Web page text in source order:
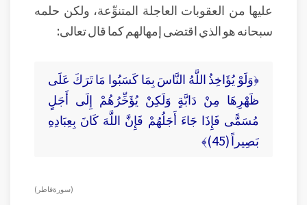
عليها من العقوبات العاجلة المتنوِّعة، ولكن حلمه
سبحانه هو الذي اقتضى إمهالهم كما قال تعالى:
﴿وَلَوْ يُؤَاخِذُ اللَّهُ النَّاسَ بِمَا كَسَبُوا مَا تَرَكَ عَلَى
ظَهْرِهَا مِنْ دَابَّةٍ وَلَكِنْ يُؤَخِّرُهُمْ إِلَى أَجَلٍ
مُسَمًّى فَإِذَا جَاءَ أَجَلُهُمْ فَإِنَّ اللَّهَ كَانَ بِعِبَادِهِ
بَصِيراً (45)﴾
( سورة فاطر )